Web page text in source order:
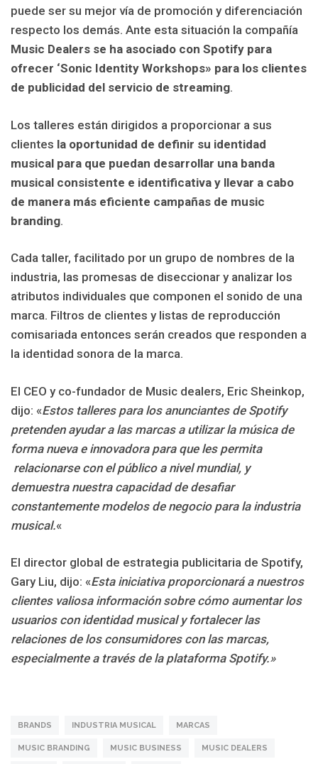
puede ser su mejor vía de promoción y diferenciación
respecto los demás. Ante esta situación la compañía
Music Dealers se ha asociado con Spotify para
ofrecer ‘Sonic Identity Workshops» para los clientes
de publicidad del servicio de streaming.
Los talleres están dirigidos a proporcionar a sus
clientes la oportunidad de definir su identidad
musical para que puedan desarrollar una banda
musical consistente e identificativa y llevar a cabo
de manera más eficiente campañas de music
branding.
Cada taller, facilitado por un grupo de nombres de la
industria, las promesas de diseccionar y analizar los
atributos individuales que componen el sonido de una
marca. Filtros de clientes y listas de reproducción
comisariada entonces serán creados que responden a
la identidad sonora de la marca.
El CEO y co-fundador de Music dealers, Eric Sheinkop,
dijo: «Estos talleres para los anunciantes de Spotify
pretenden ayudar a las marcas a utilizar la música de
forma nueva e innovadora para que les permita
relacionarse con el público a nivel mundial, y
demuestra nuestra capacidad de desafiar
constantemente modelos de negocio para la industria
musical.«
El director global de estrategia publicitaria de Spotify,
Gary Liu, dijo: «Esta iniciativa proporcionará a nuestros
clientes valiosa información sobre cómo aumentar los
usuarios con identidad musical y fortalecer las
relaciones de los consumidores con las marcas,
especialmente a través de la plataforma Spotify.»
BRANDS INDUSTRIA MUSICAL MARCAS
MUSIC BRANDING MUSIC BUSINESS MUSIC DEALERS